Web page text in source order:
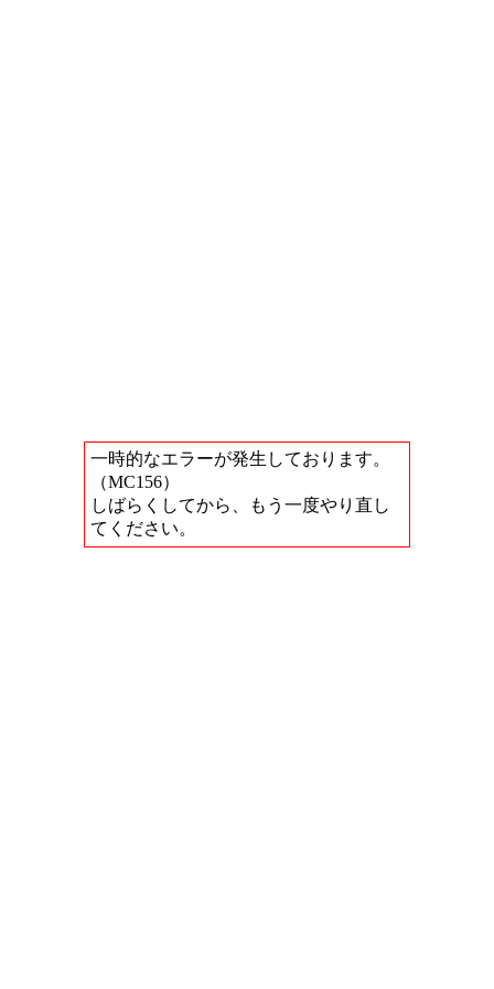
一時的なエラーが発生しております。
（MC156）
しばらくしてから、もう一度やり直し
てください。